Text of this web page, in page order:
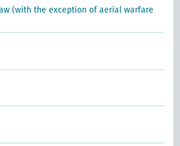
(with the exception of aerial warfare